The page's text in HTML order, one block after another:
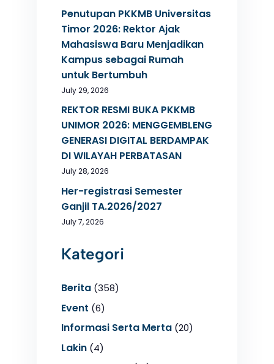
Penutupan PKKMB Universitas
Timor 2026: Rektor Ajak
Mahasiswa Baru Menjadikan
Kampus sebagai Rumah
untuk Bertumbuh
July 29, 2026
REKTOR RESMI BUKA PKKMB
UNIMOR 2026: MENGGEMBLENG
GENERASI DIGITAL BERDAMPAK
DI WILAYAH PERBATASAN
July 28, 2026
Her-registrasi Semester
Ganjil TA.2026/2027
July 7, 2026
Kategori
Berita(358)
Event (6)
Informasi Serta Merta(20)
Lakin(4)